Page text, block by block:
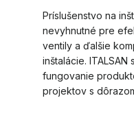
Príslušenstvo na
nevyhnutné pre
ventily a ďalšie
inštalácie.
fungovanie
projektov s